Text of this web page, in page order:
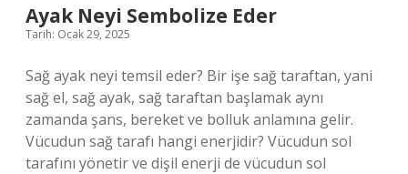
Ayak Neyi Sembolize Eder
Tarih: Ocak 29, 2025
Sağ ayak neyi temsil eder? Bir işe sağ taraftan, yani
sağ el, sağ ayak, sağ taraftan başlamak aynı
zamanda şans, bereket ve bolluk anlamına gelir.
Vücudun sağ tarafı hangi enerjidir? Vücudun sol
tarafını yönetir ve dişil enerji de vücudun sol